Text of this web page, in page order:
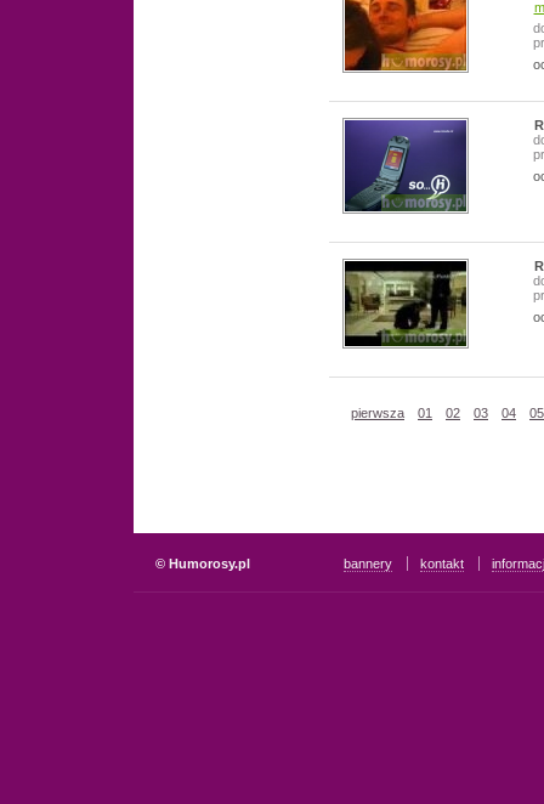
pierwsza 01 02 03 04 05
© Humorosy.pl bannery kontakt